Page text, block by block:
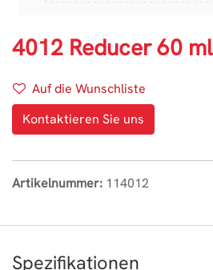
4012 Reducer 60 ml
Auf die Wunschliste
Kontaktieren Sie uns
Artikelnummer: 114012
Spezifikationen